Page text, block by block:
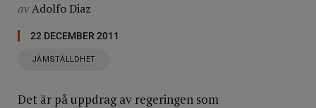
avAdolfo Diaz
22 DECEMBER 2011
JÄMSTÄLLDHET
Det är på uppdrag av regeringen som